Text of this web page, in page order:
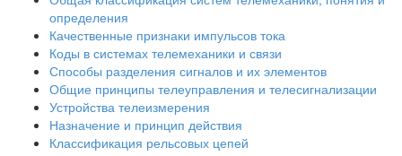
определения
Качественные признаки импульсов тока
Коды в системах телемеханики и связи
Способы разделения сигналов и их элементов
Общие принципы телеуправления и телесигнализации
Устройства телеизмерения
Назначение и принцип действия
Классификация рельсовых цепей